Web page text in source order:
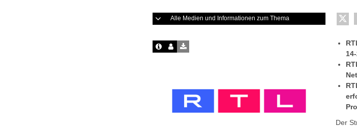
Alle Medien und Informationen zum Thema
Der